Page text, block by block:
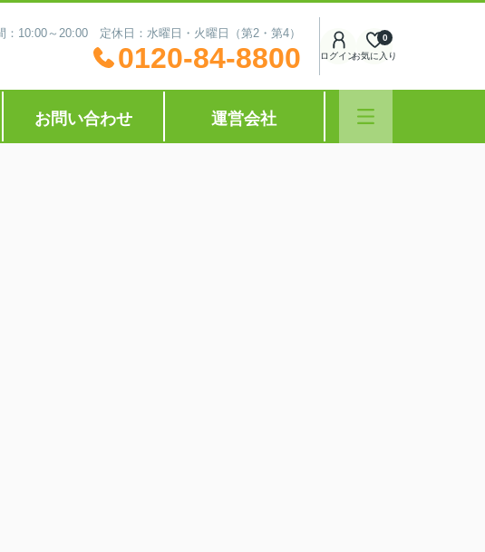
：10:00～20:00 定休日：水曜日・火曜日（第2・第4）
0120-84-8800 ログインお気に入り
0
お問い合わせ 運営会社